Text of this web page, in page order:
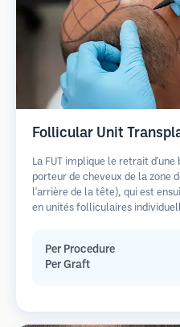
Follicular Unit
La FUT implique le retrait
porteur de cheveux de la zone
l'arrière de la tête), qui est
en unités folliculaires
une cicatrice linéaire.
Per Procedure
Per Graft